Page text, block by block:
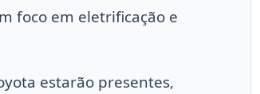
foco em eletrificação e
estarão presentes,